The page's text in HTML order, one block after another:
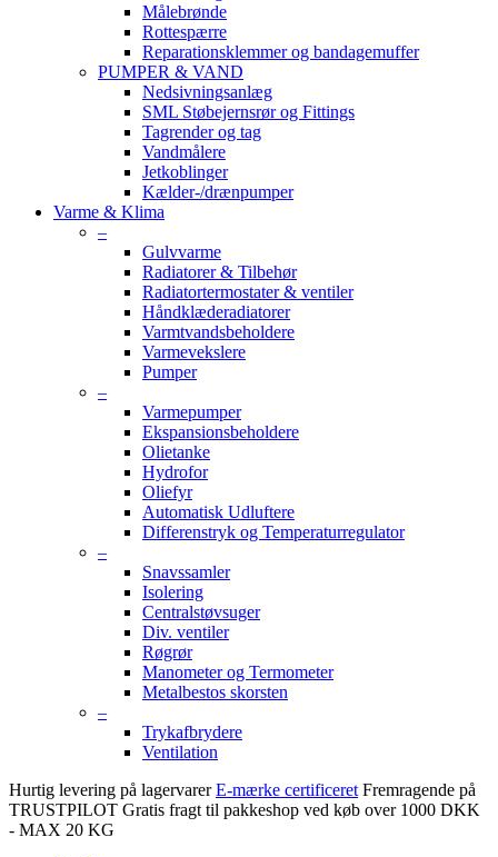
Målebrønde
Rottespærre
Reparationsklemmer og bandagemuffer
PUMPER & VAND
Nedsivningsanlæg
SML Støbejernsrør og Fittings
Tagrender og tag
Vandmålere
Jetkoblinger
Kælder-/drænpumper
Varme & Klima
–
Gulvvarme
Radiatorer & Tilbehør
Radiatortermostater & ventiler
Håndklæderadiatorer
Varmtvandsbeholdere
Varmevekslere
Pumper
–
Varmepumper
Ekspansionsbeholdere
Olietanke
Hydrofor
Oliefyr
Automatisk Udluftere
Differenstryk og Temperaturregulator
–
Snavssamler
Isolering
Centralstøvsuger
Div. ventiler
Røgrør
Manometer og Termometer
Metalbestos skorsten
–
Trykafbrydere
Ventilation
Hurtig levering på lagervarer E-mærke certificeret Fremragende på
TRUSTPILOT Gratis fragt til pakkeshop ved køb over 1000 DKK
- MAX 20 KG